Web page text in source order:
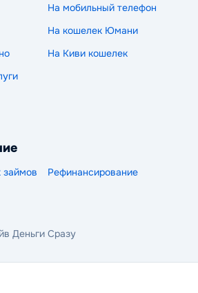
На мобильный телефон
На кошелек Юмани
На Киви кошелек
займов Рефинансирование
Деньги Сразу